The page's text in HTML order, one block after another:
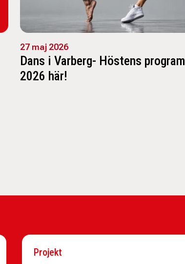
27 maj 2026
Dans i Varberg- Höstens program
2026 här!
Projekt